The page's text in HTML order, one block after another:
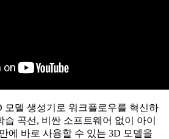
모델 생성기로 워크플로우를 혁신하
습 곡선, 비싼 소프트웨어 없이 아이
에 바로 사용할 수 있는 3D 모델을